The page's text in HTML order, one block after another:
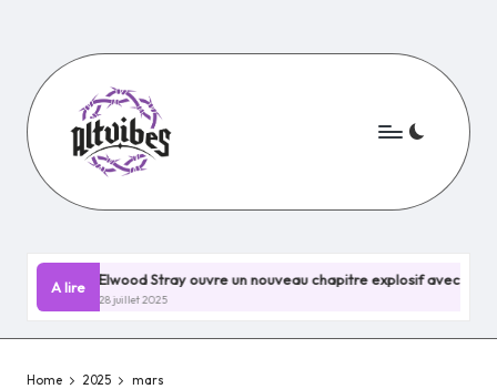
content
A lire
Elwood Stray ouvre un nouveau chapitre explosif avec Nevermind !
Home 2025 mars